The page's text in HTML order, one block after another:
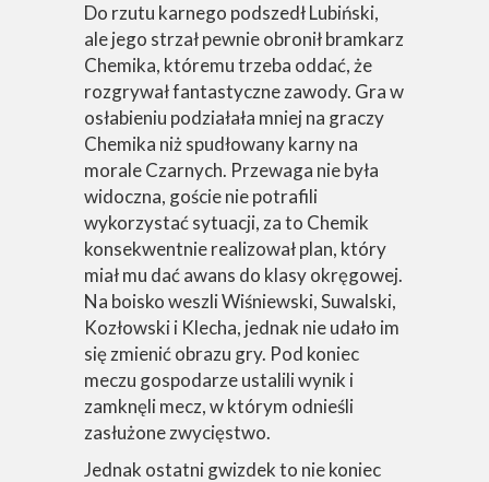
Do rzutu karnego podszedł Lubiński,
ale jego strzał pewnie obronił bramkarz
Chemika, któremu trzeba oddać, że
rozgrywał fantastyczne zawody. Gra w
osłabieniu podziałała mniej na graczy
Chemika niż spudłowany karny na
morale Czarnych. Przewaga nie była
widoczna, goście nie potrafili
wykorzystać sytuacji, za to Chemik
konsekwentnie realizował plan, który
miał mu dać awans do klasy okręgowej.
Na boisko weszli Wiśniewski, Suwalski,
Kozłowski i Klecha, jednak nie udało im
się zmienić obrazu gry. Pod koniec
meczu gospodarze ustalili wynik i
zamknęli mecz, w którym odnieśli
zasłużone zwycięstwo.
Jednak ostatni gwizdek to nie koniec